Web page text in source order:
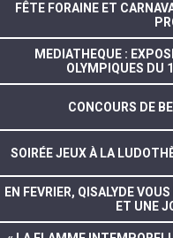
FÊTE FORAINE ET
MEDIATHEQUE :
OLYMPIQUES DU
CONCOURS DE
SOIRÉE JEUX À LA
EN FEVRIER, QISALYDE
ET UNE